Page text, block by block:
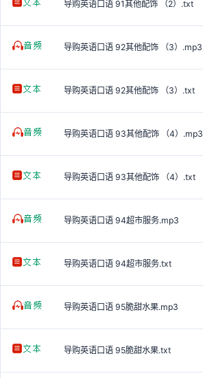
导购英语口语 91其他配饰 （2）.txt
导购英语口语 92其他配饰 （3）.mp3
导购英语口语 92其他配饰 （3）.txt
导购英语口语 93其他配饰 （4）.mp3
导购英语口语 93其他配饰 （4）.txt
导购英语口语 94超市服务.mp3
导购英语口语 94超市服务.txt
导购英语口语 95脆甜水果.mp3
导购英语口语 95脆甜水果.txt